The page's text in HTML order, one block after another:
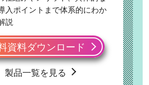
入ポイントまで体系的にわか
説
資料ダウンロード
製品一覧を見る